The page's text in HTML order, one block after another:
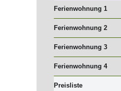
Ferienwohnung 1
Ferienwohnung 2
Ferienwohnung 3
Ferienwohnung 4
Preisliste